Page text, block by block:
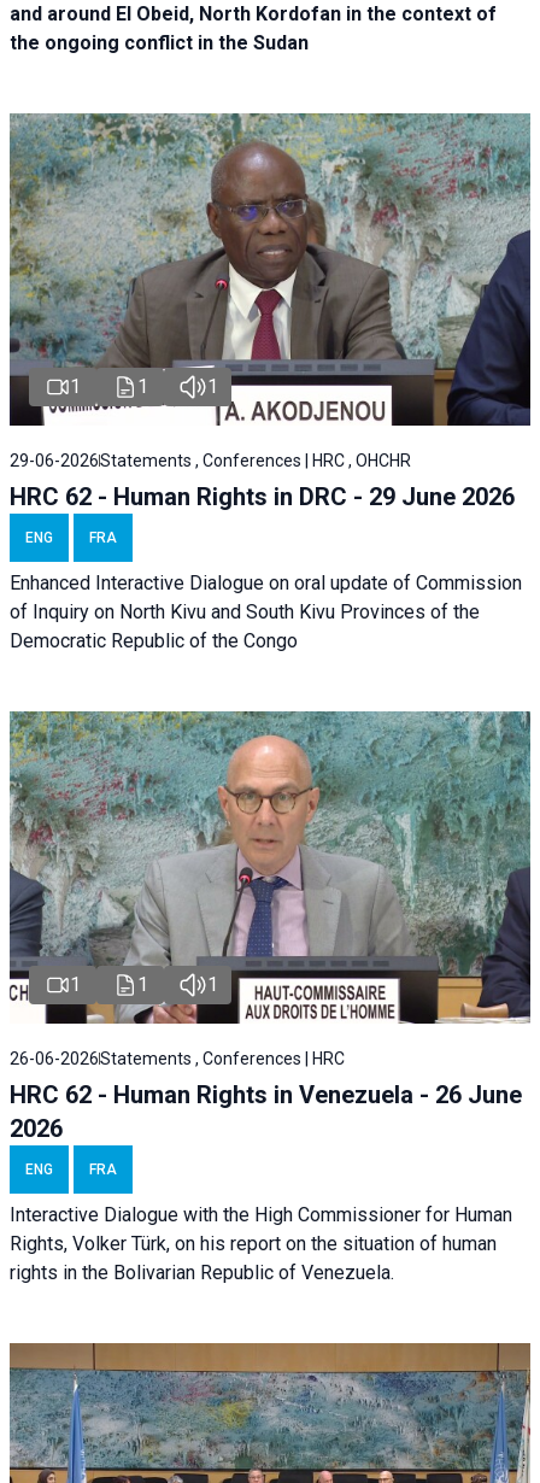
and around El Obeid, North Kordofan in the context of
the ongoing conflict in the Sudan
1 1 1
29-06-2026Statements , Conferences | HRC , OHCHR
HRC 62 - Human Rights in DRC - 29 June 2026
ENG FRA
Enhanced Interactive Dialogue on oral update of Commission
of Inquiry on North Kivu and South Kivu Provinces of the
Democratic Republic of the Congo
1 1 1
26-06-2026Statements , Conferences | HRC
HRC 62 - Human Rights in Venezuela - 26 June
2026
ENG FRA
Interactive Dialogue with the High Commissioner for Human
Rights, Volker Türk, on his report on the situation of human
rights in the Bolivarian Republic of Venezuela.